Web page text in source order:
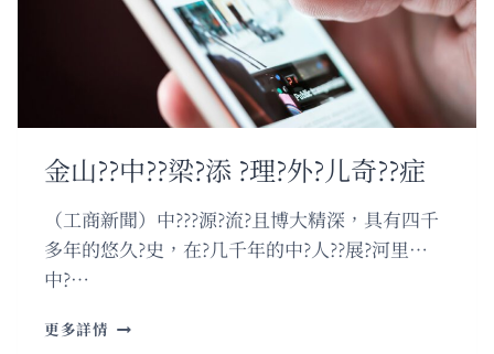
金山??中??梁?添 ?理?外?儿奇??症
（工商新聞）中???源?流?且博大精深，具有四千
多年的悠久?史，在?几千年的中?人??展?河里…
中?…
更多詳情